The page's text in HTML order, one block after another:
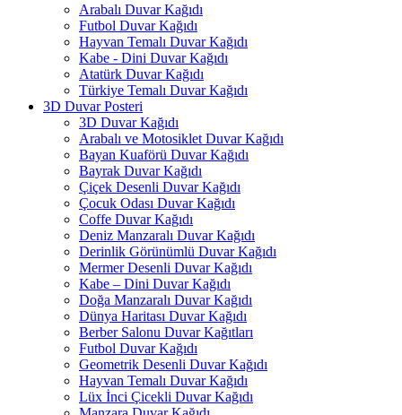
Arabalı Duvar Kağıdı
Futbol Duvar Kağıdı
Hayvan Temalı Duvar Kağıdı
Kabe - Dini Duvar Kağıdı
Atatürk Duvar Kağıdı
Türkiye Temalı Duvar Kağıdı
3D Duvar Posteri
3D Duvar Kağıdı
Arabalı ve Motosiklet Duvar Kağıdı
Bayan Kuaförü Duvar Kağıdı
Bayrak Duvar Kağıdı
Çiçek Desenli Duvar Kağıdı
Çocuk Odası Duvar Kağıdı
Coffe Duvar Kağıdı
Deniz Manzaralı Duvar Kağıdı
Derinlik Görünümlü Duvar Kağıdı
Mermer Desenli Duvar Kağıdı
Kabe – Dini Duvar Kağıdı
Doğa Manzaralı Duvar Kağıdı
Dünya Haritası Duvar Kağıdı
Berber Salonu Duvar Kağıtları
Futbol Duvar Kağıdı
Geometrik Desenli Duvar Kağıdı
Hayvan Temalı Duvar Kağıdı
Lüx İnci Çicekli Duvar Kağıdı